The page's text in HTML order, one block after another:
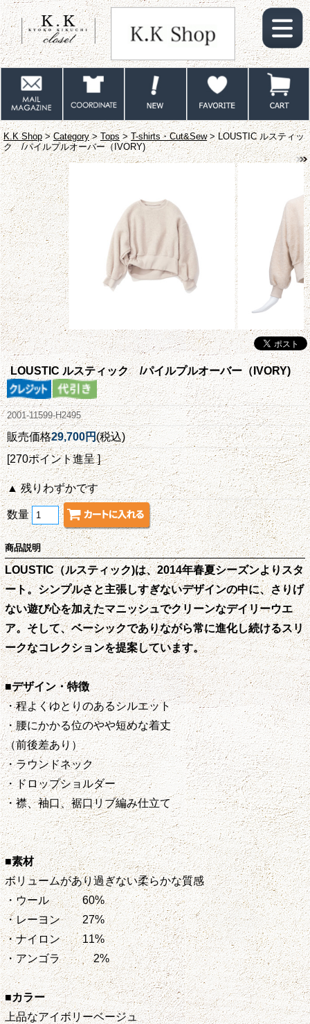
K.K Shop>Category>Tops>T-shirts・Cut&Sew> LOUSTIC ルスティッ
ク /パイルプルオーバー（IVORY)
LOUSTIC ルスティック /パイルプルオーバー（IVORY)
2001-11599-H2495
販売価格29,700円(税込)
[270ポイント進呈 ]
▲ 残りわずかです
数量
商品説明
LOUSTIC（ルスティック)は、2014年春夏シーズンよりスタ
ート。シンプルさと主張しすぎないデザインの中に、さりげ
ない遊び心を加えたマニッシュでクリーンなデイリーウエ
ア。そして、ベーシックでありながら常に進化し続けるスリ
ークなコレクションを提案しています。
■デザイン・特徴
・程よくゆとりのあるシルエット
・腰にかかる位のやや短めな着丈
（前後差あり）
・ラウンドネック
・ドロップショルダー
・襟、袖口、裾口リブ編み仕立て
■素材
ボリュームがあり過ぎない柔らかな質感
・ウール 60%
・レーヨン 27%
・ナイロン 11%
・アンゴラ 2%
■カラー
上品なアイボリーベージュ